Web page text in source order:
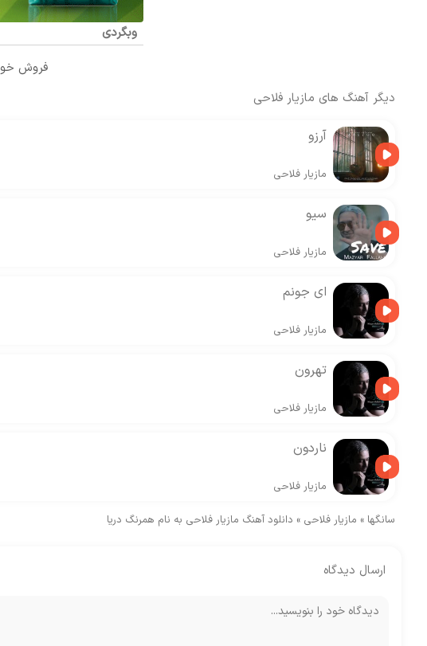
وبگردی
فروش
دیگر آهنگ های مازیار فلاحی
آرزو
مازیار فلاحی
سیو
مازیار فلاحی
ای جونم
مازیار فلاحی
تهرون
مازیار فلاحی
ناردون
مازیار فلاحی
سانگها » مازیار فلاحی » دانلود آهنگ مازیار فلاحی به نام همرنگ دریا
ارسال دیدگاه